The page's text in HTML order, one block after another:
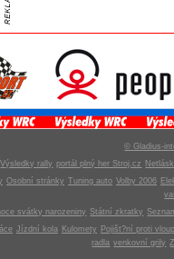
© Gladius-
Výsledky rally portál plný her Stroj.cz
Osobní stránky Tuning auto Volby 2006
svátky narozeniny Státní zkratky
Jízdní kola Kulomety
Pojišt?ní proti
radla venkovní grily